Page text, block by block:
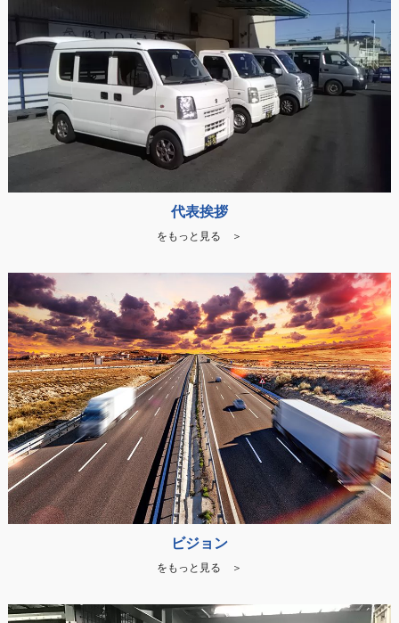
代表挨拶
をもっと見る ＞
ビジョン
をもっと見る ＞